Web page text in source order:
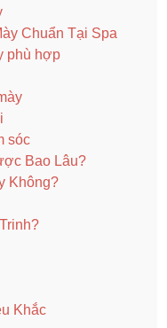
Chuẩn Tại Spa
phù hợp
sóc
Bao Lâu?
Không?
Khắc